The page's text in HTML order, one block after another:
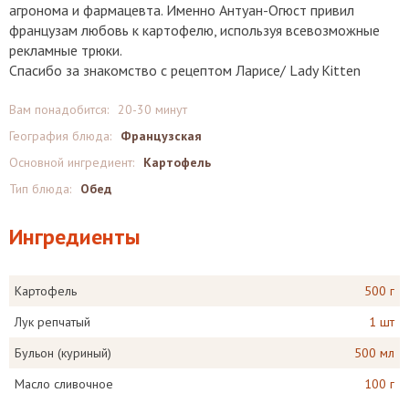
агронома и фармацевта. Именно Антуан-Огюст привил
французам любовь к картофелю, используя всевозможные
рекламные трюки.
Спасибо за знакомство с рецептом Ларисе/ Lady Kitten
Вам понадобится:
20-30 минут
География блюда:
Французская
Основной ингредиент:
Картофель
Тип блюда:
Обед
Ингредиенты
Картофель
500 г
Лук репчатый
1 шт
Бульон (куриный)
500 мл
Масло сливочное
100 г